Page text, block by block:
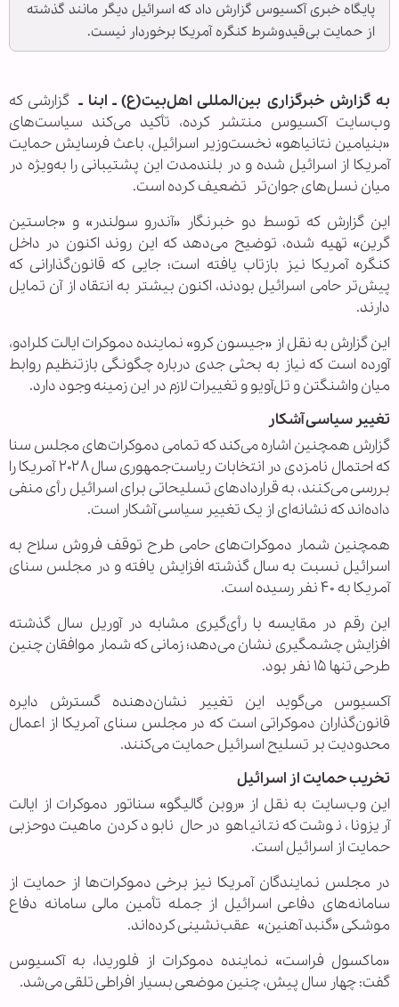
پایگاه خبری آکسیوس گزارش داد که اسرائیل دیگر مانند گذشته
از حمایت بی‌قیدوشرط کنگره آمریکا برخوردار نیست.
به گزارش خبرگزاری بین‌المللی اهل‌بیت(ع) ـ ابنا ـ گزارشی که
وب‌سایت آکسیوس منتشر کرده، تأکید می‌کند سیاست‌های
«بنیامین نتانیاهو» نخست‌وزیر اسرائیل، باعث فرسایش حمایت
آمریکا از اسرائیل شده و در بلندمدت این پشتیبانی را به‌ویژه در
میان نسل‌های جوان‌تر تضعیف کرده است.
این گزارش که توسط دو خبرنگار «آندرو سولندر» و «جاستین
گرین» تهیه شده، توضیح می‌دهد که این روند اکنون در داخل
کنگره آمریکا نیز بازتاب یافته است؛ جایی که قانون‌گذارانی که
پیش‌تر حامی اسرائیل بودند، اکنون بیشتر به انتقاد از آن تمایل
دارند.
این گزارش به نقل از «جیسون کرو» نماینده دموکرات ایالت کلرادو،
آورده است که نیاز به بحثی جدی درباره چگونگی بازتنظیم روابط
میان واشنگتن و تل‌آویو و تغییرات لازم در این زمینه وجود دارد.
تغییر سیاسی آشکار
گزارش همچنین اشاره می‌کند که تمامی دموکرات‌های مجلس سنا
که احتمال نامزدی در انتخابات ریاست‌جمهوری سال ۲۰۲۸ آمریکا را
بررسی می‌کنند، به قراردادهای تسلیحاتی برای اسرائیل رأی منفی
داده‌اند که نشانه‌ای از یک تغییر سیاسی آشکار است.
همچنین شمار دموکرات‌های حامی طرح توقف فروش سلاح به
اسرائیل نسبت به سال گذشته افزایش یافته و در مجلس سنای
آمریکا به ۴۰ نفر رسیده است.
این رقم در مقایسه با رأی‌گیری مشابه در آوریل سال گذشته
افزایش چشمگیری نشان می‌دهد؛ زمانی که شمار موافقان چنین
طرحی تنها ۱۵ نفر بود.
آکسیوس می‌گوید این تغییر نشان‌دهنده گسترش دایره
قانون‌گذاران دموکراتی است که در مجلس سنای آمریکا از اعمال
محدودیت بر تسلیح اسرائیل حمایت می‌کنند.
تخریب حمایت از اسرائیل
این وب‌سایت به نقل از «روبن گالیگو» سناتور دموکرات از ایالت
آریزونا، نوشت که نتانیاهو در حال نابود کردن ماهیت دوحزبی
حمایت از اسرائیل است.
در مجلس نمایندگان آمریکا نیز برخی دموکرات‌ها از حمایت از
سامانه‌های دفاعی اسرائیل از جمله تأمین مالی سامانه دفاع
موشکی «گنبد آهنین» عقب‌نشینی کرده‌اند.
«ماکسول فراست» نماینده دموکرات از فلوریدا، به آکسیوس
گفت: چهار سال پیش، چنین موضعی بسیار افراطی تلقی می‌شد.